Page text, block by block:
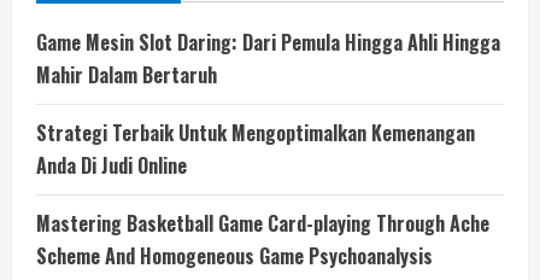
Game Mesin Slot Daring: Dari Pemula Hingga Ahli Hingga
Mahir Dalam Bertaruh
Strategi Terbaik Untuk Mengoptimalkan Kemenangan
Anda Di Judi Online
Mastering Basketball Game Card-playing Through Ache
Scheme And Homogeneous Game Psychoanalysis